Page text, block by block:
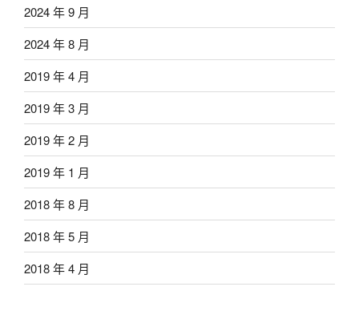
2024 年 9 月
2024 年 8 月
2019 年 4 月
2019 年 3 月
2019 年 2 月
2019 年 1 月
2018 年 8 月
2018 年 5 月
2018 年 4 月